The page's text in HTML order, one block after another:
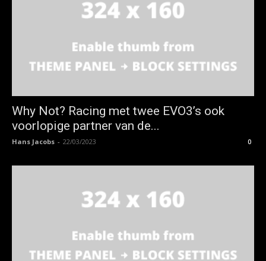
Why Not? Racing met twee EVO3’s ook
voorlopige partner van de...
Hans Jacobs - 22/03/2023 0